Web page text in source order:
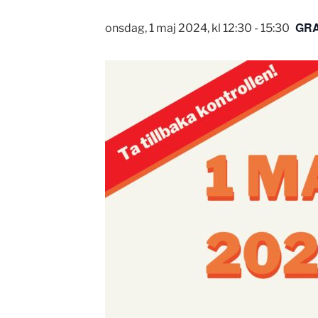
onsdag, 1 maj 2024, kl 12:30 - 15:30